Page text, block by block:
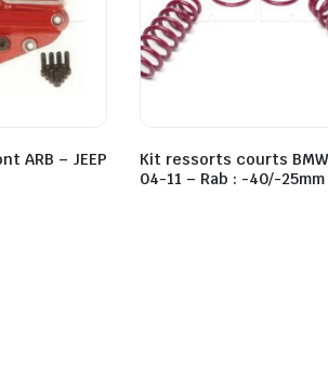
ARB – JEEP
Kit ressorts courts BMW
04-11 – Rab : -40/-25mm